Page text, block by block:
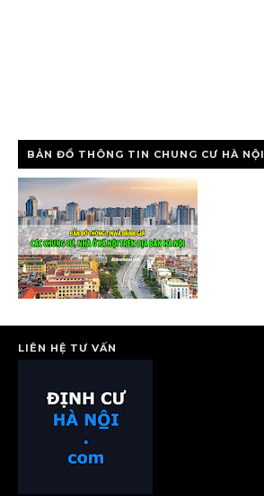
BẢN ĐỒ THÔNG TIN CHUNG CƯ HÀ NỘI
LIÊN HỆ TƯ VẤN